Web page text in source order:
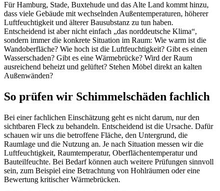
Für Hamburg, Stade, Buxtehude und das Alte Land kommt hinzu,
dass viele Gebäude mit wechselnden Außentemperaturen, höherer
Luftfeuchtigkeit und älterer Bausubstanz zu tun haben.
Entscheidend ist aber nicht einfach „das norddeutsche Klima“,
sondern immer die konkrete Situation im Raum: Wie warm ist die
Wandoberfläche? Wie hoch ist die Luftfeuchtigkeit? Gibt es einen
Wasserschaden? Gibt es eine Wärmebrücke? Wird der Raum
ausreichend beheizt und gelüftet? Stehen Möbel direkt an kalten
Außenwänden?
So prüfen wir Schimmelschäden fachlich
Bei einer fachlichen Einschätzung geht es nicht darum, nur den
sichtbaren Fleck zu behandeln. Entscheidend ist die Ursache. Dafür
schauen wir uns die betroffene Fläche, den Untergrund, die
Raumlage und die Nutzung an. Je nach Situation messen wir die
Luftfeuchtigkeit, Raumtemperatur, Oberflächentemperatur und
Bauteilfeuchte. Bei Bedarf können auch weitere Prüfungen sinnvoll
sein, zum Beispiel eine Betrachtung von Hohlräumen oder eine
Bewertung kritischer Wärmebrücken.